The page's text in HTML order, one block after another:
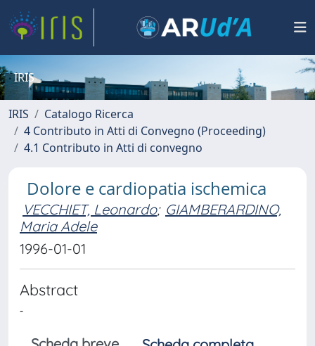
IRIS
IRIS
Catalogo Ricerca
4 Contributo in Atti di Convegno (Proceeding)
4.1 Contributo in Atti di convegno
Dolore e cardiopatia ischemica
VECCHIET, Leonardo; GIAMBERARDINO,
Maria Adele
1996-01-01
Abstract
-